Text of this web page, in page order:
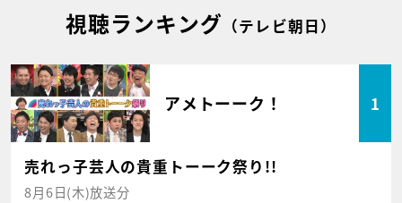
視聴ランキング （テレビ朝日）
アメトーーク！ 1
売れっ子芸人の貴重トーーク祭り!!
8月6日(木)放送分